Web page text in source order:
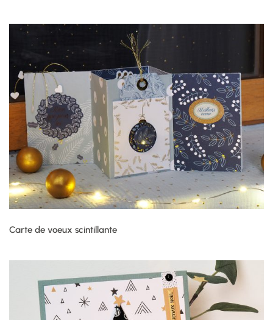
Carte de voeux scintillante